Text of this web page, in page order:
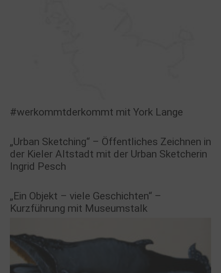
#werkommtderkommt mit York Lange
„Urban Sketching“ – Öffentliches Zeichnen in
der Kieler Altstadt mit der Urban Sketcherin
Ingrid Pesch
„Ein Objekt – viele Geschichten“ –
Kurzführung mit Museumstalk